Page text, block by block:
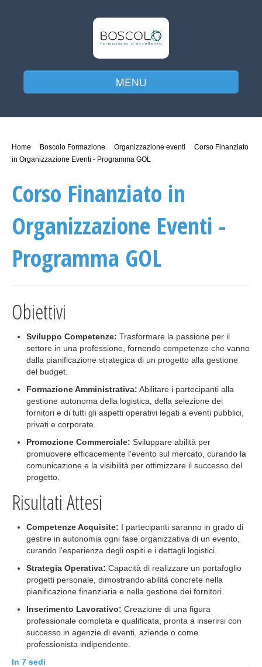
MENU
Home
I nostri corsi
Home Boscolo Formazione Organizzazione eventi
Corso Finanziato
in Organizzazione Eventi - Programma GOL
Corso Finanziato in
Organizzazione Eventi -
Programma GOL
Obiettivi
Sviluppo Competenze: Trasformare la passione per il
settore in una professione, fornendo competenze che vanno
dalla pianificazione strategica di un progetto alla gestione
del budget.
Formazione Amministrativa: Abilitare i partecipanti alla
gestione autonoma della logistica, della selezione dei
fornitori e di tutti gli aspetti operativi legati a eventi pubblici,
privati e corporate.
Promozione Commerciale: Sviluppare abilità per
promuovere efficacemente l'evento sul mercato, curando la
comunicazione e la visibilità per ottimizzare il successo del
progetto.
Risultati Attesi
Competenze Acquisite: I partecipanti saranno in grado di
gestire in autonomia ogni fase organizzativa di un evento,
curando l'esperienza degli ospiti e i dettagli logistici.
Strategia Operativa: Capacità di realizzare un portafoglio
progetti personale, dimostrando abilità concrete nella
pianificazione finanziaria e nella gestione dei fornitori.
Inserimento Lavorativo: Creazione di una figura
professionale completa e qualificata, pronta a inserirsi con
successo in agenzie di eventi, aziende o come
professionista indipendente.
In 7 sedi